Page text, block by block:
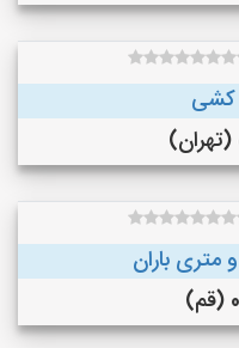
کشی
متری باران